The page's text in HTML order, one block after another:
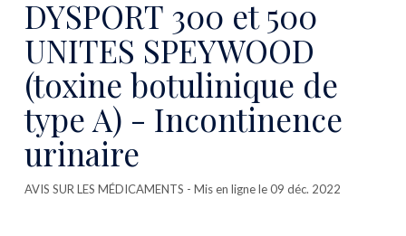
publication
DYSPORT 300 et 500
UNITES SPEYWOOD
(toxine botulinique de
type A) - Incontinence
urinaire
AVIS SUR LES MÉDICAMENTS - Mis en ligne le 09 déc. 2022